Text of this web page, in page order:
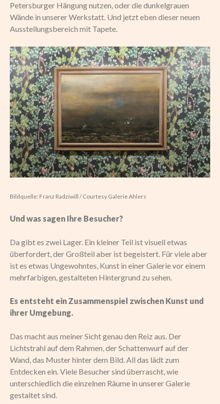
Petersburger Hängung nutzen, oder die dunkelgrauen
Wände in unserer Werkstatt. Und jetzt eben dieser neuen
Ausstellungsbereich mit Tapete.
Bildquelle: Franz Radziwill / Courtesy Galerie Ahlers
Und was sagen Ihre Besucher?
Da gibt es zwei Lager. Ein kleiner Teil ist visuell etwas
überfordert, der Großteil aber ist begeistert. Für viele aber
ist es etwas Ungewohntes, Kunst in einer Galerie vor einem
mehrfarbigen, gestalteten Hintergrund zu sehen.
Es entsteht ein Zusammenspiel zwischen Kunst und
ihrer Umgebung.
Das macht aus meiner Sicht genau den Reiz aus. Der
Lichtstrahl auf dem Rahmen, der Schattenwurf auf der
Wand, das Muster hinter dem Bild. All das lädt zum
Entdecken ein. Viele Besucher sind überrascht, wie
unterschiedlich die einzelnen Räume in unserer Galerie
gestaltet sind.